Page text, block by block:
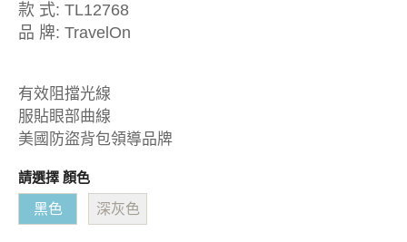
款 式: TL12768
品 牌: TravelOn
有效阻擋光線
服貼眼部曲線
美國防盜背包領導品牌
請選擇 顏色
黑色 深灰色